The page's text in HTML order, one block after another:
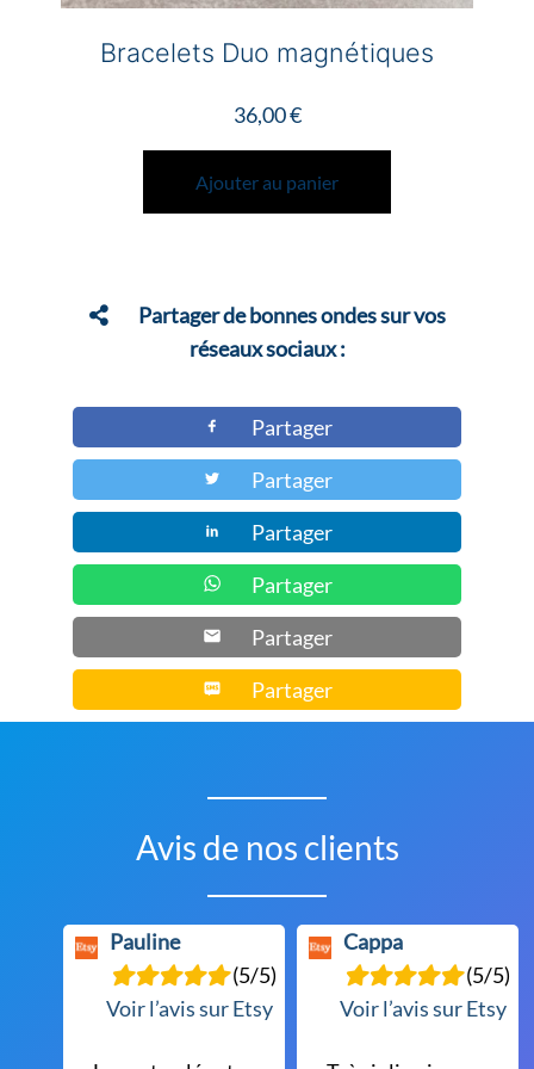
Bracelets Duo magnétiques
36,00€
Ajouter au panier
Partager de bonnes ondes sur vos
réseaux sociaux :
Partager
Partager
Partager
Partager
Partager
Partager
Avis de nos clients
Pauline
(5/5)
Voir l’avis sur Etsy
Cappa
(5/5)
Voir l’avis sur Etsy